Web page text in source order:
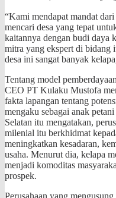
“Kami mendapat mandat
mencari desa yang tepat
kaitannya dengan budi daya
mitra yang ekspert di
desa ini sangat banyak
Tentang model
CEO PT Kulaku Mustofa
fakta lapangan tentang
mengaku sebagai anak
Selatan itu mengatakan,
milenial itu berkhidmat
meningkatkan kesadaran,
usaha. Menurut dia, kelapa
menjadi komoditas
prospek.
Perusahaan yang